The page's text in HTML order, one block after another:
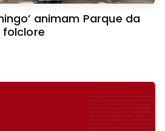
animam Parque da